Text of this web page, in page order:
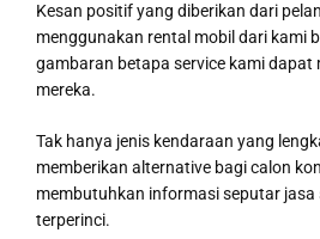
Kesan positif yang diberikan dari
menggunakan rental mobil dari kami
gambaran betapa service kami dapat
mereka.
Tak hanya jenis kendaraan yang
memberikan alternative bagi calon
membutuhkan informasi seputar jasa
terperinci.